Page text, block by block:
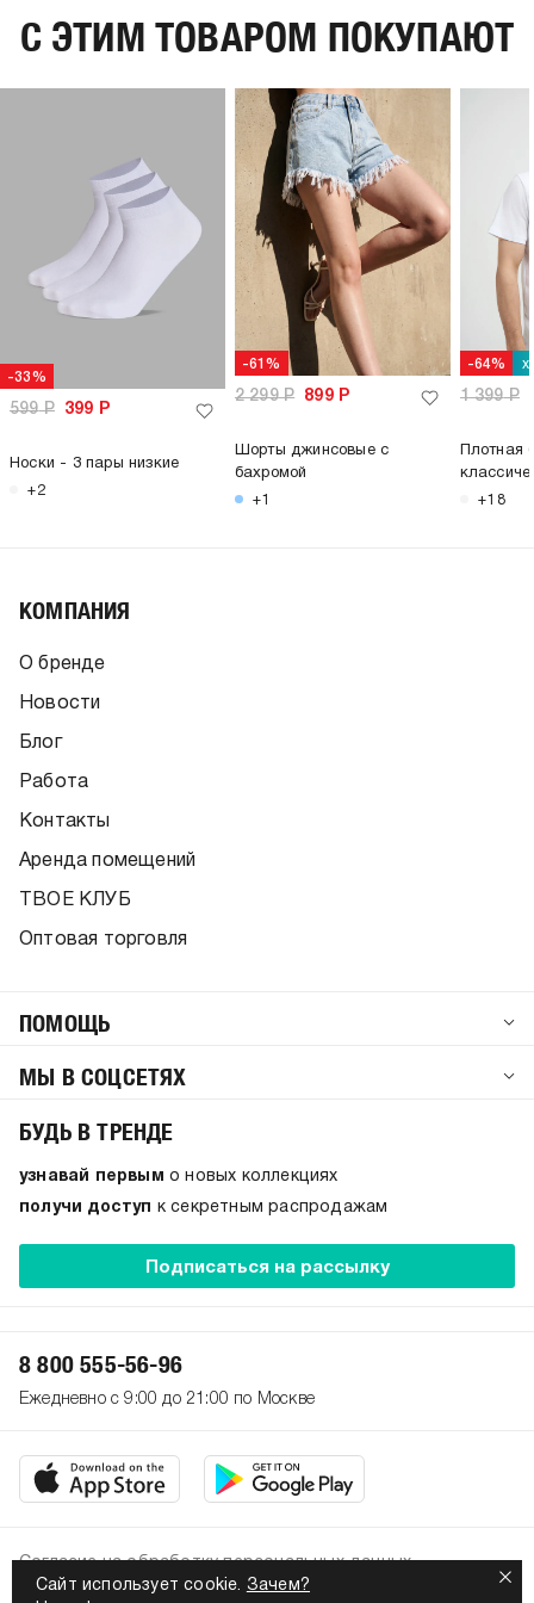
C ЭТИМ ТОВАРОМ ПОКУПАЮТ
-33%
599Р 399 Р
Носки - 3 пары низкие
+2
-61%
2 299Р 899Р
Шорты джинсовые с
бахромой
+1
-64%
1 399Р
Плотная
+18
Сайт использует cookie. Зачем?
КОМПАНИЯ
О бренде
Новости
Блог
Работа
Контакты
Аренда помещений
ТВОЕ КЛУБ
Оптовая торговля
ПОМОЩЬ
МЫ В СОЦСЕТЯХ
БУДЬ В ТРЕНДЕ
узнавай первым о новых коллекциях
получи доступ
к секретным распродажам
Подписаться на рассылку
8 800 555-56-96
Ежедневно с 9:00 до 21:00 по Москве
Политика конфиденциальности
Согласие на обработку персональных данных